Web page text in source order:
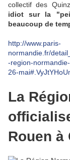
collectif des
idiot sur la
beaucoup de
http://www.paris-
normandie.fr/
-region-
26-
La
Rouen à